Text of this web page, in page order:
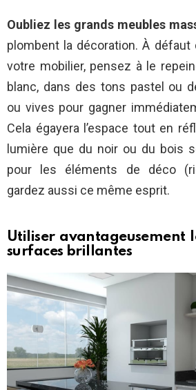
Oubliez les grands meubles
plombent la décoration. À défaut
votre mobilier, pensez à le
blanc, dans des tons pastel ou
ou vives pour gagner
Cela égayera l’espace tout en
lumière que du noir ou du bois
pour les éléments de déco
gardez aussi ce même esprit.
Utiliser avantageusement
surfaces brillantes